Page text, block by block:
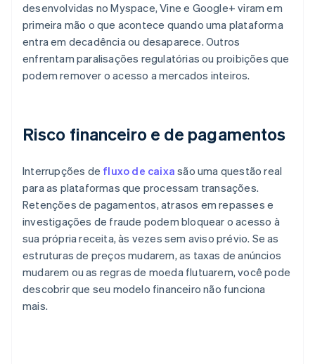
desenvolvidas no Myspace, Vine e Google+ viram em
primeira mão o que acontece quando uma plataforma
entra em decadência ou desaparece. Outros
enfrentam paralisações regulatórias ou proibições que
podem remover o acesso a mercados inteiros.
Risco financeiro e de pagamentos
Interrupções de fluxo de caixa são uma questão real
para as plataformas que processam transações.
Retenções de pagamentos, atrasos em repasses e
investigações de fraude podem bloquear o acesso à
sua própria receita, às vezes sem aviso prévio. Se as
estruturas de preços mudarem, as taxas de anúncios
mudarem ou as regras de moeda flutuarem, você pode
descobrir que seu modelo financeiro não funciona
mais.